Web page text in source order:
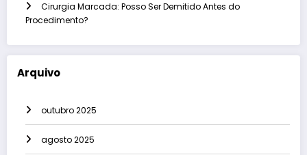
Cirurgia Marcada: Posso Ser Demitido Antes do
Procedimento?
Arquivo
outubro 2025
agosto 2025